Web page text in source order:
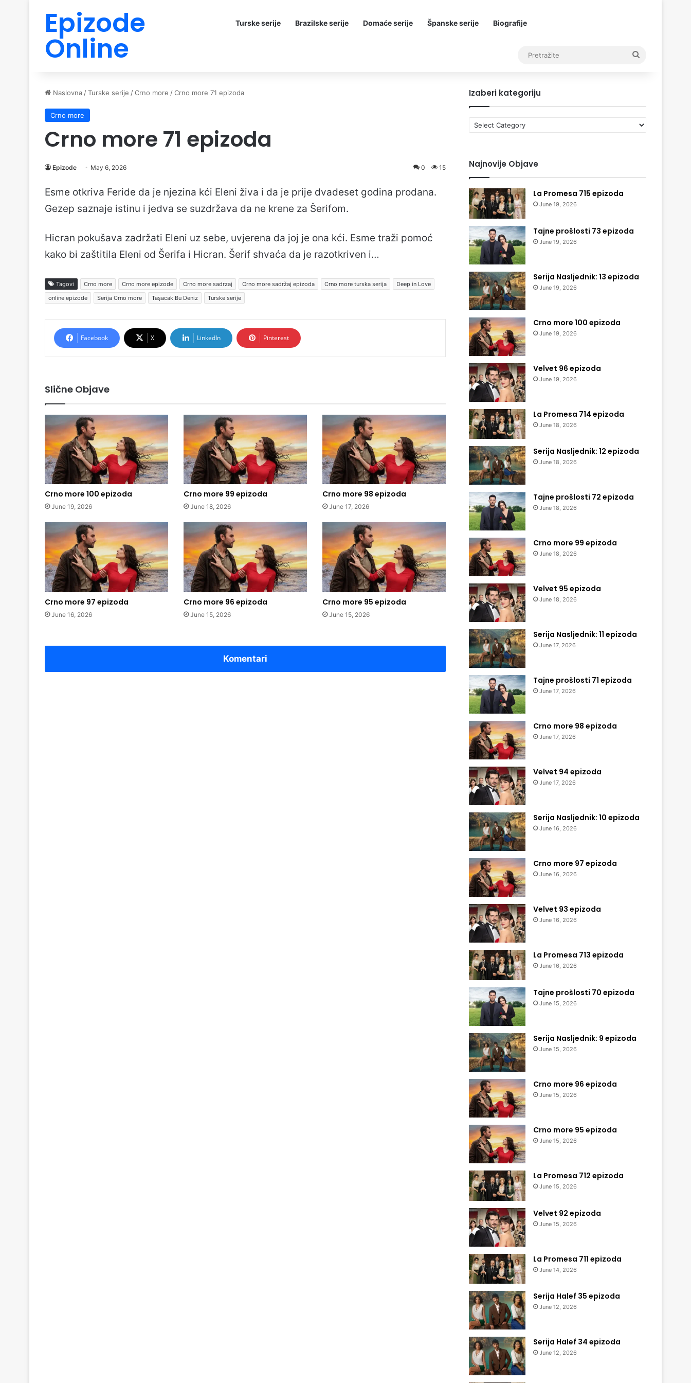
Epizode
Online
Turske serije Brazilske serije Domaće serije Španske serije Biografije
Naslovna /Turske serije /Crno more /Crno more 71 epizoda
Crno more
Crno more 71 epizoda
Epizode May 6, 2026 0 15
Esme otkriva Feride da je njezina kći Eleni živa i da je prije dvadeset godina prodana.
Gezep saznaje istinu i jedva se suzdržava da ne krene za Šerifom.
Hicran pokušava zadržati Eleni uz sebe, uvjerena da joj je ona kći. Esme traži pomoć
kako bi zaštitila Eleni od Šerifa i Hicran. Šerif shvaća da je razotkriven i…
Tagovi Crno more Crno more epizode Crno more sadrzaj Crno more sadržaj epizoda Crno more turska serija
Deep in Love
online epizode
Serija Crno more Taşacak Bu Deniz Turske serije
Facebook X LinkedIn Pinterest
Slične Objave
Crno more 100 epizoda
June 19, 2026
Crno more 99 epizoda
June 18, 2026
Crno more 98 epizoda
June 17, 2026
Crno more 97 epizoda
June 16, 2026
Crno more 96 epizoda
June 15, 2026
Crno more 95 epizoda
June 15, 2026
Komentari
Izaberi kategoriju
Izaberi
kategoriju
Najnovije Objave
La Promesa 715 epizoda
June 19, 2026
Tajne prošlosti 73 epizoda
June 19, 2026
Serija Nasljednik: 13 epizoda
June 19, 2026
Crno more 100 epizoda
June 19, 2026
Velvet 96 epizoda
June 19, 2026
La Promesa 714 epizoda
June 18, 2026
Serija Nasljednik: 12 epizoda
June 18, 2026
Tajne prošlosti 72 epizoda
June 18, 2026
Crno more 99 epizoda
June 18, 2026
Velvet 95 epizoda
June 18, 2026
Serija Nasljednik: 11 epizoda
June 17, 2026
Tajne prošlosti 71 epizoda
June 17, 2026
Crno more 98 epizoda
June 17, 2026
Velvet 94 epizoda
June 17, 2026
Serija Nasljednik: 10 epizoda
June 16, 2026
Crno more 97 epizoda
June 16, 2026
Velvet 93 epizoda
June 16, 2026
La Promesa 713 epizoda
June 16, 2026
Tajne prošlosti 70 epizoda
June 15, 2026
Serija Nasljednik: 9 epizoda
June 15, 2026
Crno more 96 epizoda
June 15, 2026
Crno more 95 epizoda
June 15, 2026
La Promesa 712 epizoda
June 15, 2026
Velvet 92 epizoda
June 15, 2026
La Promesa 711 epizoda
June 14, 2026
Serija Halef 35 epizoda
June 12, 2026
Serija Halef 34 epizoda
June 12, 2026